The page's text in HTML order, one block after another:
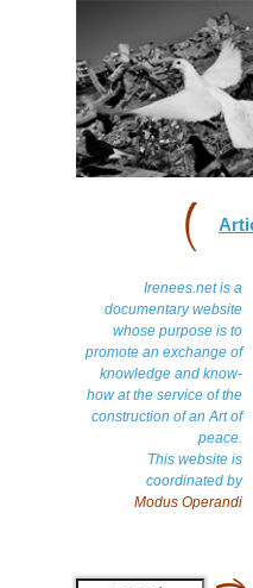
Irenees.net is a
documentary website
whose purpose is to
promote an exchange of
knowledge and know-
how at the service of the
construction of an Art of
peace.
This website is
coordinated by
Modus Operandi